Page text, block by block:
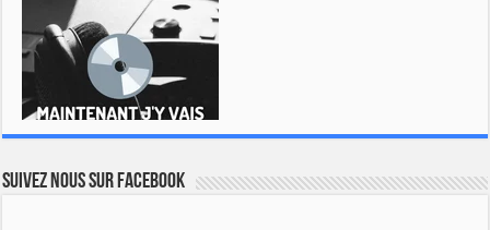
Suivez nous sur Facebook